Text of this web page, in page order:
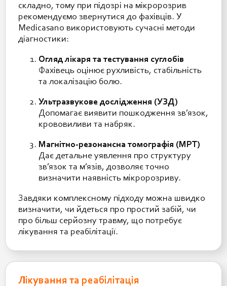
складно, тому при підозрі на мікророзрив
рекомендуємо звернутися до фахівців. У
Medicasano використовують сучасні методи
діагностики:
Огляд лікаря та тестування суглобів
Фахівець оцінює рухливість, стабільність
та локалізацію болю.
Ультразвукове дослідження (УЗД)
Допомагає виявити пошкодження зв’язок,
крововиливи та набряк.
Магнітно-резонансна томографія (МРТ)
Дає детальне уявлення про структуру
зв’язок та м’язів, дозволяє точно
визначити наявність мікророзриву.
Завдяки комплексному підходу можна швидко
визначити, чи йдеться про простий забій, чи
про більш серйозну травму, що потребує
лікування та реабілітації.
Лікування та реабілітація